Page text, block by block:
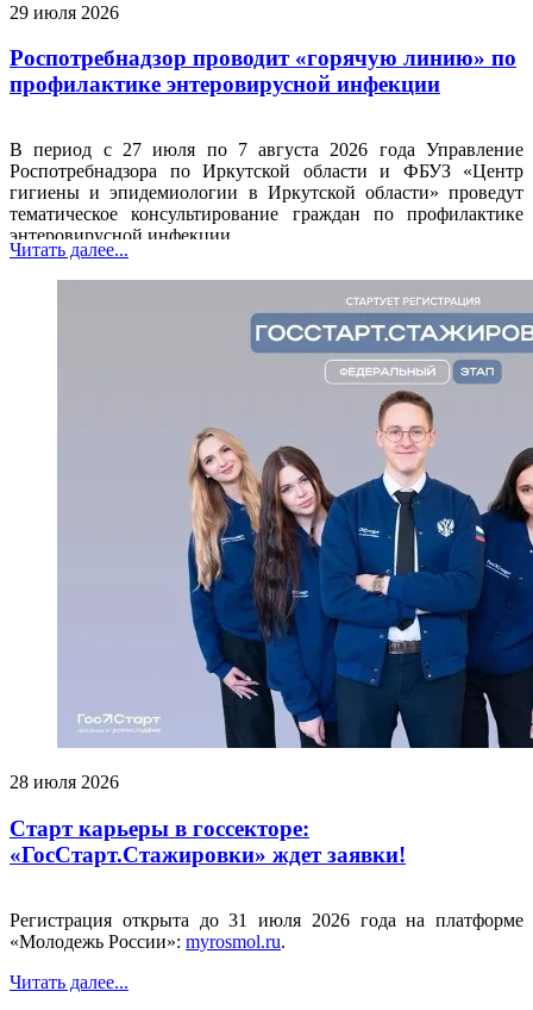
29 июля 2026
Роспотребнадзор проводит «горячую линию» по
профилактике энтеровирусной инфекции
В период с 27 июля по 7 августа 2026 года Управление
Роспотребнадзора по Иркутской области и ФБУЗ «Центр
гигиены и эпидемиологии в Иркутской области» проведут
тематическое консультирование граждан по профилактике
энтеровирусной инфекции.
Читать далее...
28 июля 2026
Старт карьеры в госсекторе:
«ГосСтарт.Стажировки» ждет заявки!
Регистрация открыта до 31 июля 2026 года на платформе
«Молодежь России»: myrosmol.ru.
Читать далее...